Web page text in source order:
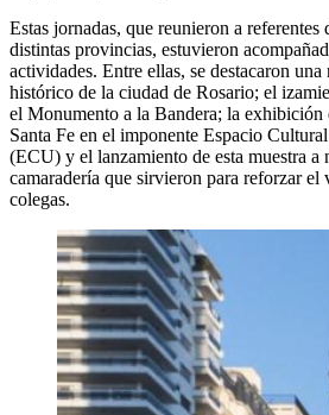
Estas jornadas, que reunieron a referentes
distintas provincias, estuvieron
actividades. Entre ellas, se destacaron
histórico de la ciudad de Rosario; el
el Monumento a la Bandera; la
Santa Fe en el imponente Espacio
(ECU) y el lanzamiento de esta muestra a
camaradería que sirvieron para reforzar el
colegas.